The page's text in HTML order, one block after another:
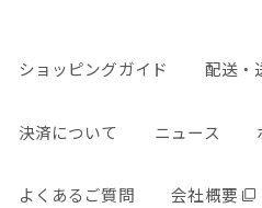
ショッピングガイド 配送・
決済について ニュース
よくあるご質問 会社概要